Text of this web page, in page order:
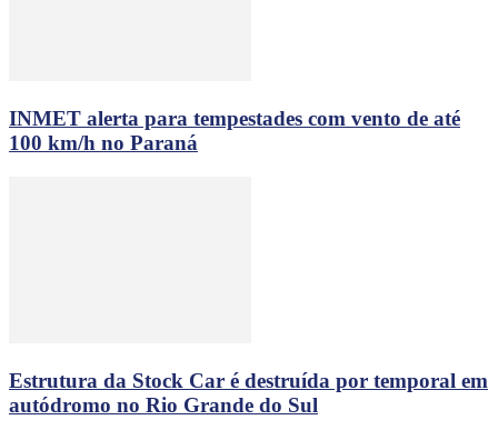
INMET alerta para tempestades com vento de até
100 km/h no Paraná
Estrutura da Stock Car é destruída por temporal em
autódromo no Rio Grande do Sul